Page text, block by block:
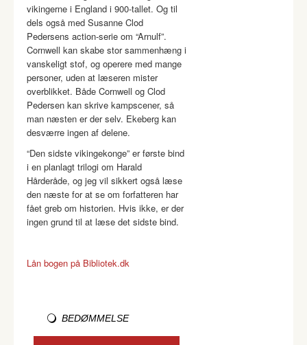
vikingerne i England i 900-tallet. Og til
dels også med Susanne Clod
Pedersens action-serie om “Arnulf”.
Cornwell kan skabe stor sammenhæng i
vanskeligt stof, og operere med mange
personer, uden at læseren mister
overblikket. Både Cornwell og Clod
Pedersen kan skrive kampscener, så
man næsten er der selv. Ekeberg kan
desværre ingen af delene.
“Den sidste vikingekonge” er første bind
i en planlagt trilogi om Harald
Hårderåde, og jeg vil sikkert også læse
den næste for at se om forfatteren har
fået greb om historien. Hvis ikke, er der
ingen grund til at læse det sidste bind.
Lån bogen på Bibliotek.dk
BEDØMMELSE